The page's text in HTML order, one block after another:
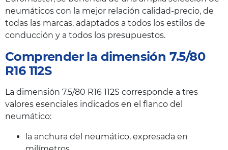
neumáticos con la mejor relación calidad-precio, de
todas las marcas, adaptados a todos los estilos de
conducción y a todos los presupuestos.
Comprender la dimensión 7.5/80
R16 112S
La dimensión 7.5/80 R16 112S corresponde a tres
valores esenciales indicados en el flanco del
neumático:
la anchura del neumático, expresada en